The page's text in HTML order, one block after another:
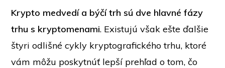
Krypto medvedí a býčí trh sú dve hlavné fázy
trhu s kryptomenami. Existujú však ešte ďalšie
štyri odlišné cykly kryptografického trhu, ktoré
vám môžu poskytnúť lepší prehľad o tom, čo